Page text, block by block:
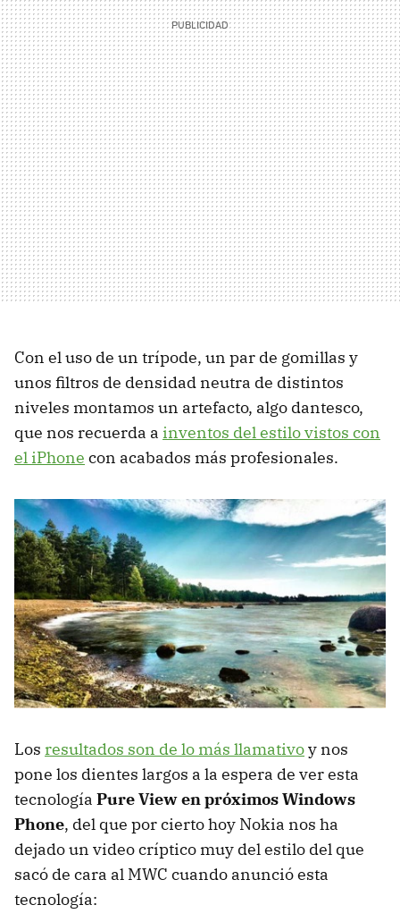
Con el uso de un trípode, un par de gomillas y
unos filtros de densidad neutra de distintos
niveles montamos un artefacto, algo dantesco,
que nos recuerda a inventos del estilo vistos con
el iPhone con acabados más profesionales.
Los resultados son de lo más llamativoy nos
pone los dientes largos a la espera de ver esta
tecnología Pure View en próximos Windows
Phone, del que por cierto hoy Nokia nos ha
dejado un video críptico muy del estilo del que
sacó de cara al MWC cuando anunció esta
tecnología: